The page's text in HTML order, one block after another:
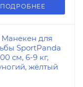
ПОДРОБНЕЕ